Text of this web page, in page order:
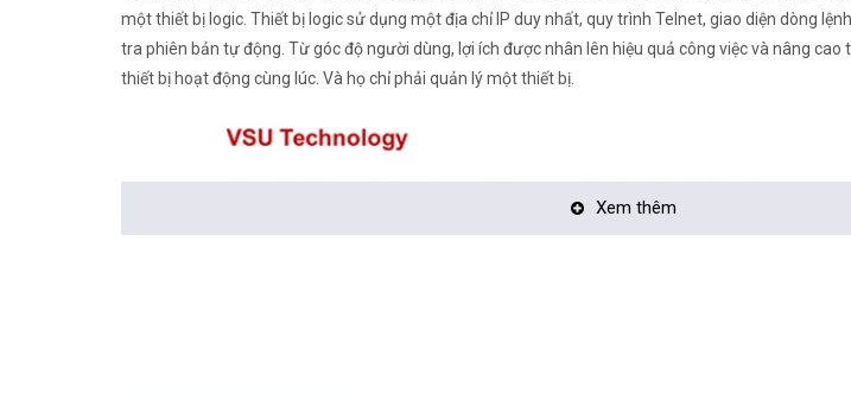
một thiết bị logic. Thiết bị logic sử dụng một địa chỉ IP duy nhất, quy trình Telnet, giao diện dòng
tra phiên bản tự động. Từ góc độ người dùng, lợi ích được nhân lên hiệu quả công việc và nâng
thiết bị hoạt động cùng lúc. Và họ chỉ phải quản lý một thiết bị.
Xem thêm